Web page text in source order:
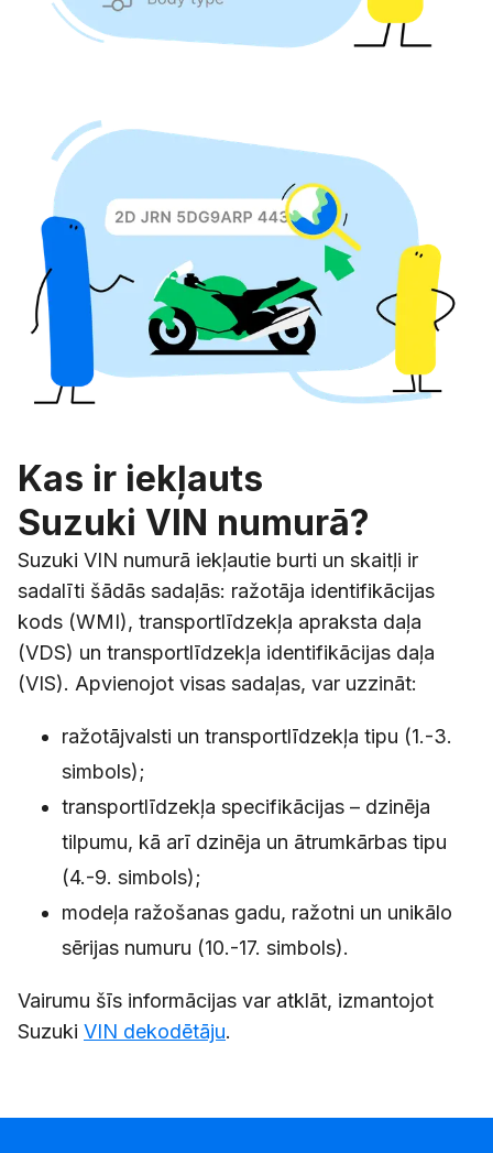
Kas ir iekļauts
Suzuki VIN numurā?
Suzuki VIN numurā iekļautie burti un skaitļi ir
sadalīti šādās sadaļās: ražotāja identifikācijas
kods (WMI), transportlīdzekļa apraksta daļa
(VDS) un transportlīdzekļa identifikācijas daļa
(VIS). Apvienojot visas sadaļas, var uzzināt:
ražotājvalsti un transportlīdzekļa tipu (1.-3.
simbols);
transportlīdzekļa specifikācijas – dzinēja
tilpumu, kā arī dzinēja un ātrumkārbas tipu
(4.-9. simbols);
modeļa ražošanas gadu, ražotni un unikālo
sērijas numuru (10.-17. simbols).
Vairumu šīs informācijas var atklāt, izmantojot
Suzuki VIN dekodētāju.